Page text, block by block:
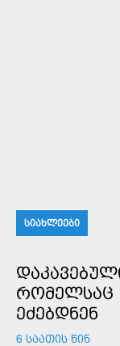
ᲡᲘᲐᲮᲚᲔᲔᲑᲘ
ᲠᲝᲛᲔᲚᲡᲐᲪ
ᲔᲫᲔᲑᲓᲜᲔᲜ
6 ᲡᲐᲐᲗᲘᲡ ᲬᲘᲜ